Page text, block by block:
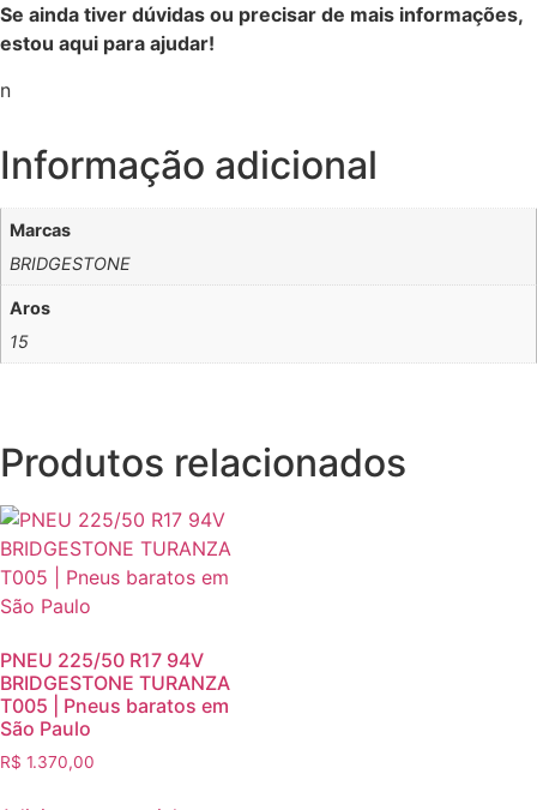
Se ainda tiver dúvidas ou precisar de mais informações,
estou aqui para ajudar!
n
Informação adicional
Marcas
BRIDGESTONE
Aros
15
Produtos relacionados
PNEU 225/50 R17 94V
BRIDGESTONE TURANZA
T005 | Pneus baratos em
São Paulo
R$ 1.370,00